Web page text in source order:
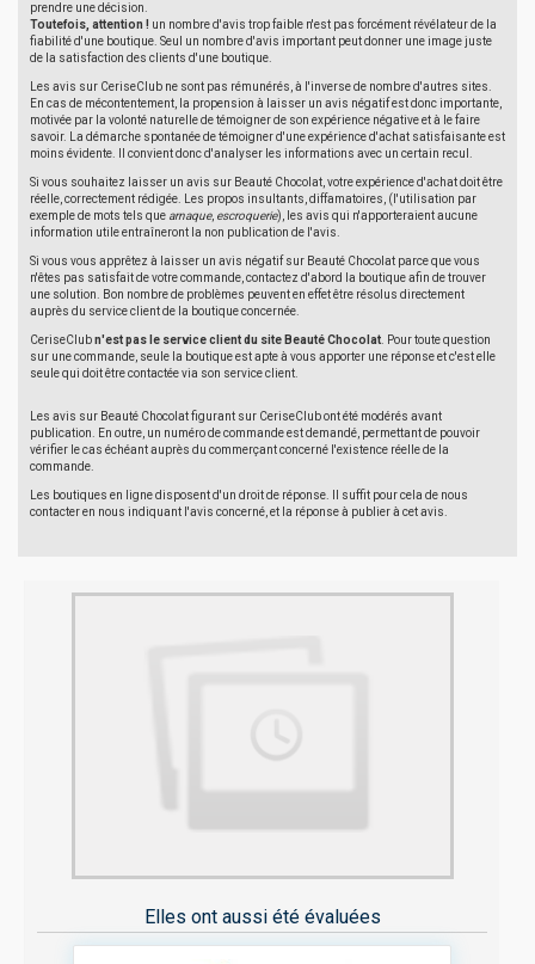
prendre une décision.
Toutefois, attention ! un nombre d'avis trop faible n'est pas forcément révélateur de la
fiabilité d'une boutique. Seul un nombre d'avis important peut donner une image juste
de la satisfaction des clients d'une boutique.
Les avis sur CeriseClub ne sont pas rémunérés, à l'inverse de nombre d'autres sites.
En cas de mécontentement, la propension à laisser un avis négatif est donc importante,
motivée par la volonté naturelle de témoigner de son expérience négative et à le faire
savoir. La démarche spontanée de témoigner d'une expérience d'achat satisfaisante est
moins évidente. Il convient donc d'analyser les informations avec un certain recul.
Si vous souhaitez laisser un avis sur Beauté Chocolat, votre expérience d'achat doit être
réelle, correctement rédigée. Les propos insultants, diffamatoires, (l'utilisation par
exemple de mots tels que arnaque, escroquerie), les avis qui n'apporteraient aucune
information utile entraîneront la non publication de l'avis.
Si vous vous apprêtez à laisser un avis négatif sur Beauté Chocolat parce que vous
n'êtes pas satisfait de votre commande, contactez d'abord la boutique afin de trouver
une solution. Bon nombre de problèmes peuvent en effet être résolus directement
auprès du service client de la boutique concernée.
CeriseClubn'est pas le service client du site Beauté Chocolat . Pour toute question
sur une commande, seule la boutique est apte à vous apporter une réponse et c'est elle
seule qui doit être contactée via son service client.
Les avis sur Beauté Chocolat figurant sur CeriseClub ont été modérés avant
publication. En outre, un numéro de commande est demandé, permettant de pouvoir
vérifier le cas échéant auprès du commerçant concerné l'existence réelle de la
commande.
Les boutiques en ligne disposent d'un droit de réponse. Il suffit pour cela de nous
contacter en nous indiquant l'avis concerné, et la réponse à publier à cet avis.
Elles ont aussi été évaluées